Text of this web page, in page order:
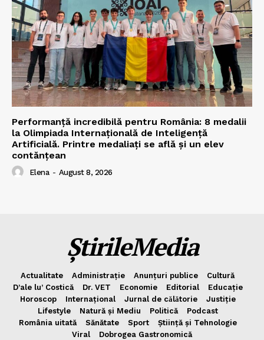
Performanță incredibilă pentru România: 8 medalii
la Olimpiada Internațională de Inteligență
Artificială. Printre medaliați se află și un elev
contănțean
Elena - August 8, 2026
ȘtirileMedia
Actualitate Administrație Anunțuri publice
Cultură
D’ale lu’ Costică
Dr. VET Economie Editorial
Educație
Horoscop
Internațional Jurnal de cǎlǎtorie
Justiție
Lifestyle
Natură și Mediu Politică
Podcast
România uitată
Sănătate Sport
Știință și Tehnologie
Viral
Dobrogea Gastronomică